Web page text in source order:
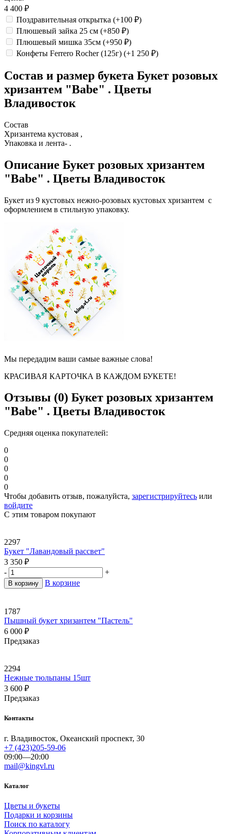
4 400 ₽
Поздравительная открытка (+100 ₽)
Плюшевый зайка 25 см (+850 ₽)
Плюшевый мишка 35см (+950 ₽)
Конфеты Ferrero Rocher (125г) (+1 250 ₽)
Состав и размер букета Букет розовых
хризантем "Babe" . Цветы
Владивосток
Состав
Хризантема кустовая ,
Упаковка и лента- .
Описание Букет розовых хризантем
"Babe" . Цветы Владивосток
Букет из 9 кустовых нежно-розовых кустовых хризантем с
оформлением в стильную упаковку.
Мы передадим ваши самые важные слова!
КРАСИВАЯ КАРТОЧКА В КАЖДОМ БУКЕТЕ!
Отзывы (0) Букет розовых хризантем
"Babe" . Цветы Владивосток
Средняя оценка покупателей:
0
0
0
0
0
Чтобы добавить отзыв, пожалуйста, зарегистрируйтесь или
войдите
С этим товаром покупают
2297
Букет "Лавандовый рассвет"
3 350 ₽
-
+
В корзину В корзине
1787
Пышный букет хризантем "Пастель"
6 000 ₽
Предзаказ
2294
Нежные тюльпаны 15шт
3 600 ₽
Предзаказ
Контакты
г. Владивосток, Океанский проспект, 30
+7 (423)205-59-06
09:00—20:00
mail@kingvl.ru
Каталог
Цветы и букеты
Подарки и корзины
Поиск по каталогу